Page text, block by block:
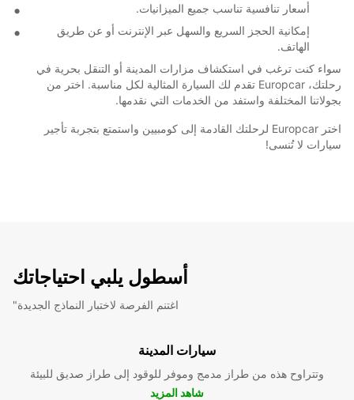
أسعار تنافسية تناسب جميع الميزانيات.
إمكانية الحجز السريع والسهل عبر الإنترنت أو عن طريق
الهاتف.
سواء كنت ترغب في استكشاف مزارات المدينة أو التنقل بحرية في
رحلتك، Europcar تقدم لك السيارة المثالية لكل مناسبة. اختر من
بجولاتنا المختلفة واستفد من الخدمات التي نقدمها.
اختر Europcar لرحلتك القادمة إلى كومبيين واستمتع بتجربة تأجير
سيارات لا تُنسى!
أسطول يلبي احتياجاتك
"اغتنم الفرصة لاختبار النماذج الجديدة
سيارات المدينة
وتتراوح هذه من طراز مدمج وموفر للوقود إلى طراز صديق للبيئة
شاهد المزيد